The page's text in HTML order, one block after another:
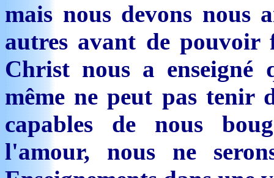
mais nous devons nous
autres avant de pouvoir
Christ nous a enseigné
même ne peut pas tenir
capables de nous
l'amour, nous ne